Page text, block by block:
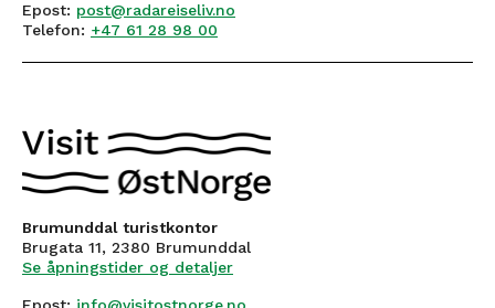
Epost: post@radareiseliv.no
Telefon: +47 61 28 98 00
Brumunddal turistkontor
Brugata 11, 2380 Brumunddal
Se åpningstider og detaljer